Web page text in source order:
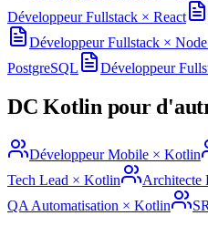
Développeur Fullstack × React
Développeur Fullstack ×
PostgreSQL
Développeur
DCKotlin pour
Développeur Mobile × Kotlin
Tech Lead × Kotlin Architecte
QA Automatisation × Kotlin